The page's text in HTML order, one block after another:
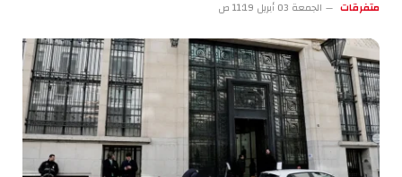
متفرقات الجمعة 03 أبريل 11:19 ص